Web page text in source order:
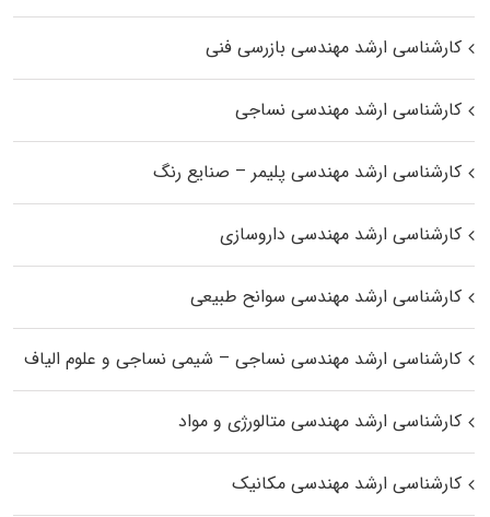
کارشناسی ارشد مهندسی بازرسی فنی
کارشناسی ارشد مهندسی نساجی
کارشناسی ارشد مهندسی پلیمر – صنایع رنگ
کارشناسی ارشد مهندسی داروسازی
کارشناسی ارشد مهندسی سوانح طبیعی
کارشناسی ارشد مهندسی نساجی – شیمی نساجی و علوم الیاف
کارشناسی ارشد مهندسی متالورژی و مواد
کارشناسی ارشد مهندسی مکانیک